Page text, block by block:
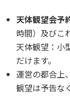
天体観望会予
時間）及びこ
天体観望：小
だけます。
運営の都合上
観望は予告な